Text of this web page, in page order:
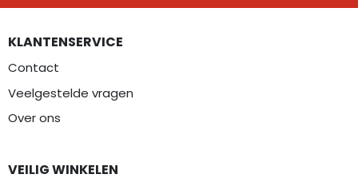
KLANTENSERVICE
Contact
Veelgestelde vragen
Over ons
VEILIG WINKELEN